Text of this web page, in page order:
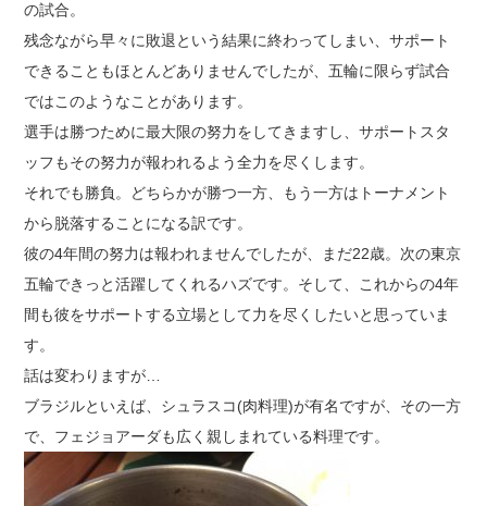
の試合。
残念ながら早々に敗退という結果に終わってしまい、サポート
できることもほとんどありませんでしたが、五輪に限らず試合
ではこのようなことがあります。
選手は勝つために最大限の努力をしてきますし、サポートスタ
ッフもその努力が報われるよう全力を尽くします。
それでも勝負。どちらかが勝つ一方、もう一方はトーナメント
から脱落することになる訳です。
彼の4年間の努力は報われませんでしたが、まだ22歳。次の東京
五輪できっと活躍してくれるハズです。そして、これからの4年
間も彼をサポートする立場として力を尽くしたいと思っていま
す。
話は変わりますが…
ブラジルといえば、シュラスコ(肉料理)が有名ですが、その一方
で、フェジョアーダも広く親しまれている料理です。